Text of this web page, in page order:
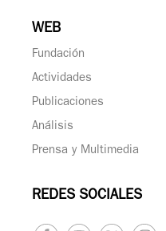
WEB
Fundación
Actividades
Publicaciones
Análisis
Prensa y Multimedia
REDES SOCIALES